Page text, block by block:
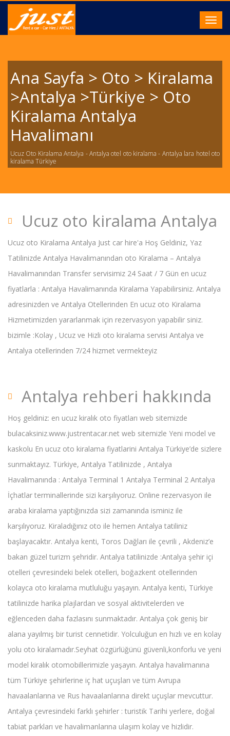
Ana Sayfa > Oto > Kiralama
>Antalya >Türkiye > Oto
Kiralama Antalya
Havalimanı
Ucuz Oto Kiralama Antalya - Antalya otel oto kiralama - Antalya lara hotel oto
kiralama Türkiye
Ucuz oto kiralama Antalya
Ucuz oto Kiralama Antalya Just car hire'a Hoş Geldiniz, Yaz
Tatilinizde Antalya Havalimanından oto Kiralama – Antalya
Havalimanından Transfer servisimiz 24 Saat / 7 Gün en ucuz
fiyatlarla : Antalya Havalimanında Kiralama Yapabilirsiniz. Antalya
adresinizden ve Antalya Otellerinden En ucuz oto Kiralama
Hizmetimizden yararlanmak için rezervasyon yapabilir siniz.
bizimle :Kolay , Ucuz ve Hizli oto kiralama servisi Antalya ve
Antalya otellerinden 7/24 hizmet vermekteyiz
Antalya rehberi hakkında
Hoş geldiniz: en ucuz kiralık oto fiyatları web sitemizde
bulacaksiniz.www.justrentacar.net web sitemizle Yeni model ve
kaskolu En ucuz oto kiralama fiyatlarini Antalya Türkiye’de sizlere
sunmaktayız. Türkiye, Antalya Tatilinizde , Antalya
Havalimanında : Antalya Terminal 1 Antalya Terminal 2 Antalya
İçhatlar terminallerinde sizi karşılıyoruz. Online rezervasyon ile
araba kiralama yaptığınızda sizi zamanında isminiz ile
karşılıyoruz. Kiraladığınız oto ile hemen Antalya tatiliniz
başlayacaktır. Antalya kenti, Toros Dağları ile çevrili , Akdeniz’e
bakan güzel turizm şehridir. Antalya tatilinizde :Antalya şehir içi
otelleri çevresindeki belek otelleri, boğazkent otellerinden
kolayca oto kiralama mutluluğu yaşayın. Antalya kenti, Türkiye
tatilinizde harika plajlardan ve sosyal aktivitelerden ve
eğlenceden daha fazlasını sunmaktadır. Antalya çok geniş bir
alana yayılmış bir turist cennetidir. Yolculuğun en hızlı ve en kolay
yolu oto kiralamadır.Seyhat özgürlüğünü güvenli,konforlu ve yeni
model kiralık otomobillerimizle yaşayın. Antalya havalimanına
tüm Türkiye şehirlerine iç hat uçuşları ve tüm Avrupa
havaalanlarına ve Rus havaalanlarına direkt uçuşlar mevcuttur.
Antalya çevresindeki farklı şehirler : turistik Tarihi yerlere, doğal
tabiat parkları ve havalimanlarına ulaşım kolay ve hizlidir.